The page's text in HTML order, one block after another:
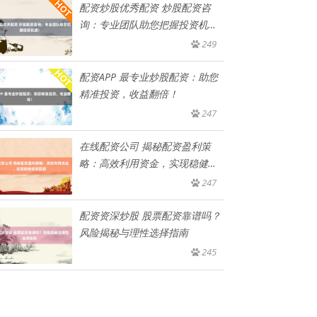
配资炒股优秀配资 炒股配资咨
询：专业团队助您把握投资机
249
配资APP 最专业炒股配资：助您
精准投资，收益翻倍！
247
在线配资公司 揭秘配资盈利策
略：高效利用资金，实现稳健投
247
配资资深炒股 股票配资靠谱吗？
风险揭秘与理性选择指南
245